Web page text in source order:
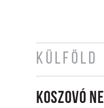
KÜLFÖLD
KOSZOVÓ